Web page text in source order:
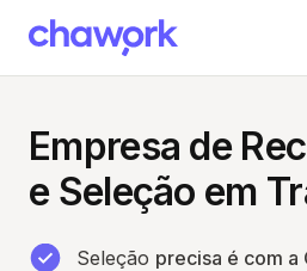
Empresa de
e Seleção em
Seleção precisa é com a